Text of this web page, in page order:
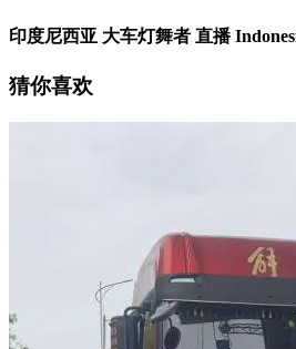
印度尼西亚 大车灯舞者 直播
猜你喜欢